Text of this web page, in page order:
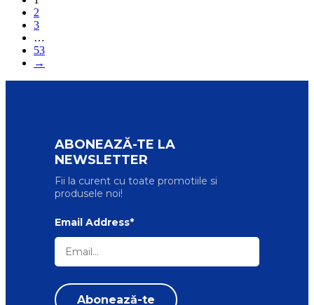
2
3
…
53
→
ABONEAZĂ-TE LA
NEWSLETTER
Fii la curent cu toate promotiile si
produsele noi!
Email Address*